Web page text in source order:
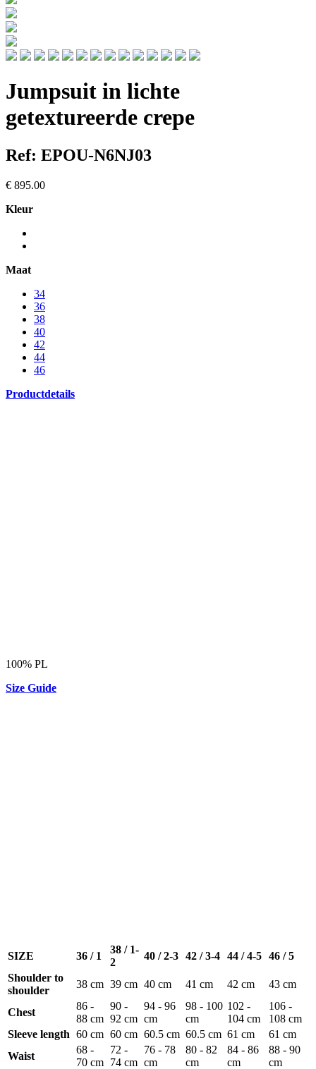
Jumpsuit in lichte
getextureerde crepe
Ref: EPOU-N6NJ03
€ 895.00
Kleur
Maat
34
36
38
40
42
44
46
Productdetails
100% PL
Size Guide
SIZE 36 / 1
38 / 1-
2
40 / 2-3 42 / 3-4 44 / 4-5 46 / 5
Shoulder to
shoulder
38 cm 39 cm 40 cm 41 cm 42 cm 43 cm
Chest
86 -
88 cm
90 -
92 cm
94 - 96
cm
98 - 100
cm
102 -
104 cm
106 -
108 cm
Sleeve length 60 cm 60 cm 60.5 cm 60.5 cm 61 cm
61 cm
Waist
68 -
70 cm
72 -
74 cm
76 - 78
cm
80 - 82
cm
84 - 86
cm
88 - 90
cm